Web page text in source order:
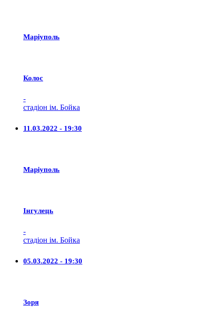
Маріуполь
Колос
-
стадіон ім. Бойка
11.03.2022 - 19:30
Маріуполь
Iнгулець
-
стадіон ім. Бойка
05.03.2022 - 19:30
Зоря